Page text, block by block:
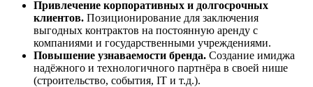
Привлечение корпоративных и долгосрочных
клиентов. Позиционирование для заключения
выгодных контрактов на постоянную аренду с
компаниями и государственными учреждениями.
Повышение узнаваемости бренда. Создание имиджа
надёжного и технологичного партнёра в своей нише
(строительство, события, IT и т.д.).